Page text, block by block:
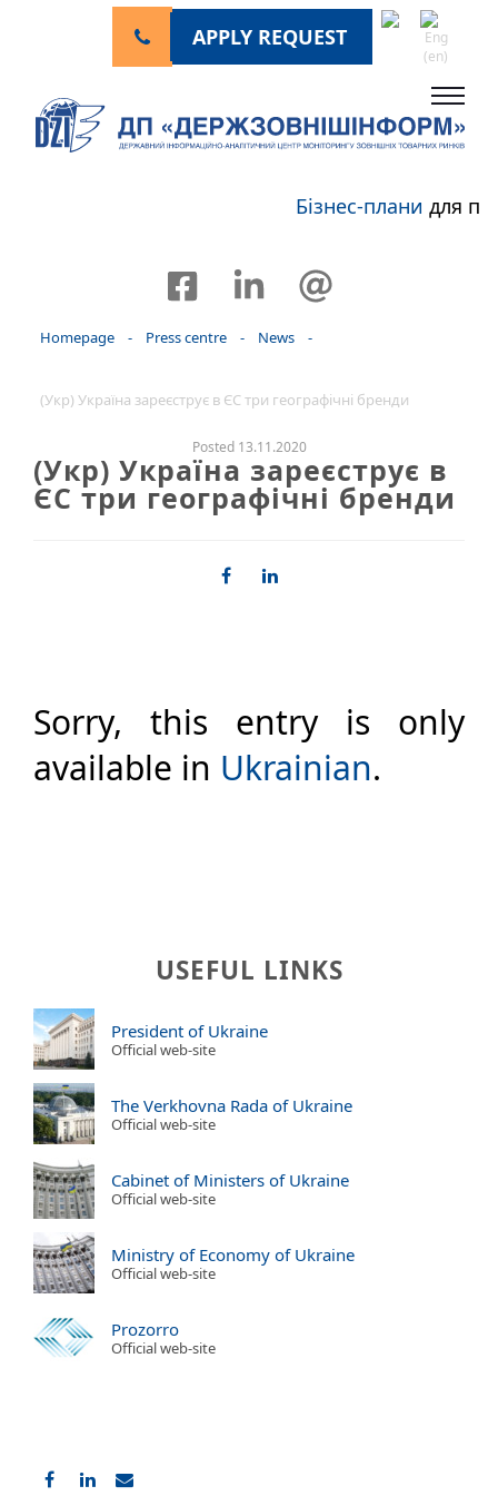
APPLY REQUEST
Бізнес-планидля
Homepage - Press centre - News -
(Укр) Україна зареєструє в ЄС три географічні бренди
Posted 13.11.2020
(Укр) Україна зареєструє в
ЄС три географічні бренди
Sorry, this entry is only
available in Ukrainian.
USEFUL LINKS
President of Ukraine
Official web-site
The Verkhovna Rada of Ukraine
Official web-site
Cabinet of Ministers of Ukraine
Official web-site
Ministry of Economy of Ukraine
Official web-site
Prozorro
Official web-site